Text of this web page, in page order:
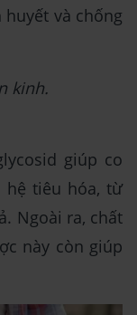
và chống
kinh.
giúp co
hệ tiêu hóa, từ
Ngoài ra, chất
này còn giúp